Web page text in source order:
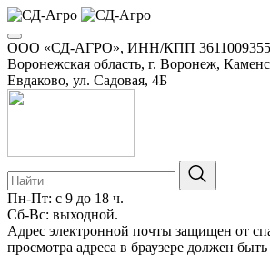
ООО «СД-АГРО», ИНН/КПП 3611009355/
Воронежская область, г. Воронеж,
Евдаково, ул. Садовая, 4Б
Пн-Пт: с 9 до 18 ч.
Сб-Вс: выходной.
8-800-100-34-01
Адрес электронной почты защищен от